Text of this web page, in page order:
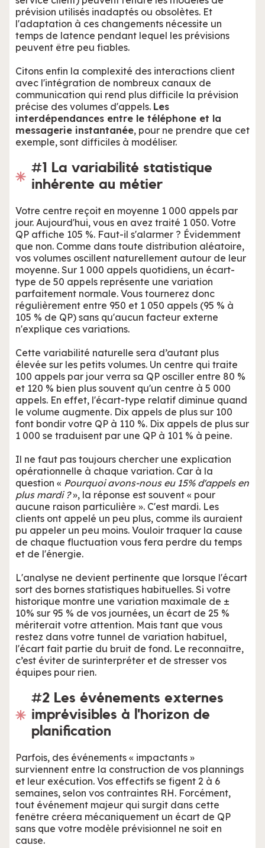
prévision utilisés inadaptés ou obsolètes. Et
l'adaptation à ces changements nécessite un
temps de latence pendant lequel les prévisions
peuvent être peu fiables.
Citons enfin la complexité des interactions client
avec l'intégration de nombreux canaux de
communication qui rend plus difficile la prévision
précise des volumes d'appels. Les
interdépendances entre le téléphone et la
messagerie instantanée, pour ne prendre que cet
exemple, sont difficiles à modéliser.
#1 La variabilité statistique
inhérente au métier
Votre centre reçoit en moyenne 1 000 appels par
jour. Aujourd'hui, vous en avez traité 1 050. Votre
QP affiche 105 %. Faut-il s'alarmer ? Évidemment
que non. Comme dans toute distribution aléatoire,
vos volumes oscillent naturellement autour de leur
moyenne. Sur 1 000 appels quotidiens, un écart-
type de 50 appels représente une variation
parfaitement normale. Vous tournerez donc
régulièrement entre 950 et 1 050 appels (95 % à
105 % de QP) sans qu'aucun facteur externe
n'explique ces variations.
Cette variabilité naturelle sera d’autant plus
élevée sur les petits volumes. Un centre qui traite
100 appels par jour verra sa QP osciller entre 80 %
et 120 % bien plus souvent qu'un centre à 5 000
appels. En effet, l'écart-type relatif diminue quand
le volume augmente. Dix appels de plus sur 100
font bondir votre QP à 110 %. Dix appels de plus sur
1 000 se traduisent par une QP à 101 % à peine.
Il ne faut pas toujours chercher une explication
opérationnelle à chaque variation. Car à la
question « Pourquoi avons-nous eu 15% d'appels en
plus mardi ?», la réponse est souvent « pour
aucune raison particulière ». C'est mardi. Les
clients ont appelé un peu plus, comme ils auraient
pu appeler un peu moins. Vouloir traquer la cause
de chaque fluctuation vous fera perdre du temps
et de l'énergie.
L'analyse ne devient pertinente que lorsque l'écart
sort des bornes statistiques habituelles. Si votre
historique montre une variation maximale de ±
10% sur 95 % de vos journées, un écart de 25 %
mériterait votre attention. Mais tant que vous
restez dans votre tunnel de variation habituel,
l'écart fait partie du bruit de fond. Le reconnaître,
c’est éviter de surinterpréter et de stresser vos
équipes pour rien.
#2 Les événements externes
imprévisibles à l'horizon de
planification
Parfois, des événements « impactants »
surviennent entre la construction de vos plannings
et leur exécution. Vos effectifs se figent 2 à 6
semaines, selon vos contraintes RH. Forcément,
tout événement majeur qui surgit dans cette
fenêtre créera mécaniquement un écart de QP
sans que votre modèle prévisionnel ne soit en
cause.